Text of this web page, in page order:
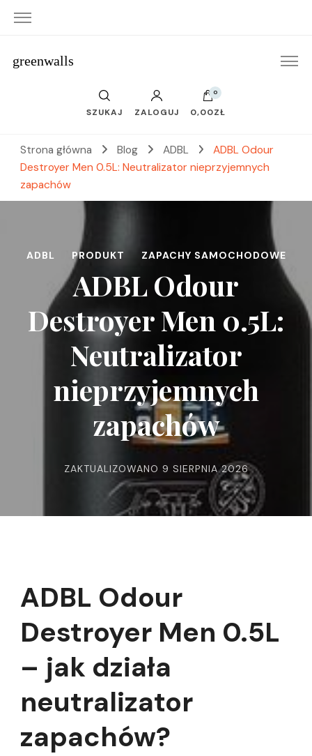
greenwalls
SZUKAJ ZALOGUJ
0
0,00ZŁ
Strona główna Blog ADBL
ADBL Odour
Destroyer Men 0.5L: Neutralizator nieprzyjemnych
zapachów
ADBL PRODUKT ZAPACHY SAMOCHODOWE
ADBL Odour
Destroyer Men 0.5L:
Neutralizator
nieprzyjemnych
zapachów
ZAKTUALIZOWANO 9 SIERPNIA 2026
ADBL Odour
Destroyer Men 0.5L
– jak działa
neutralizator
zapachów?